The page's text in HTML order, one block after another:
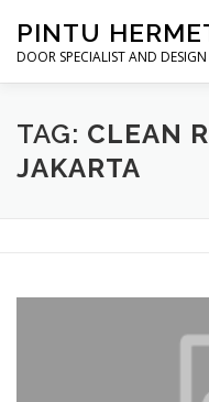
content
PINTU
DOOR SPECIALIST AND DESIGN
HOME MOT
TAG: CLEAN
JAKARTA